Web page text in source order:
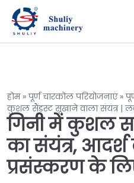
होम»पूर्ण चारकोल परियोजनाएं»
कुशल सैंडस्ट सूखाने वाला संयंत्र |
गिनी में कुशल
का संयंत्र,
प्रसंस्करण के